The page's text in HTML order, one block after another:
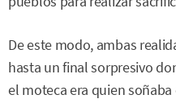
De este modo, ambas
hasta un final sorpresivo
el moteca era quien